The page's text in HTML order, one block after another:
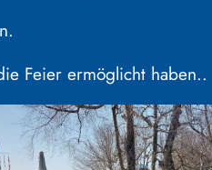
Feier ermöglicht haben..